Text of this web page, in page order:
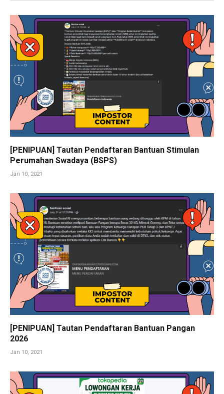
[PENIPUAN] Tautan Pendaftaran Bantuan Stimulan
Perumahan Swadaya (BSPS)
Jan 10, 2021
[PENIPUAN] Tautan Pendaftaran Bantuan Pangan
2026
Jan 10, 2021